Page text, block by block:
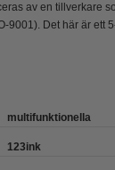
av en tillverkare
9001). Det här är ett
multifunktionella
123ink